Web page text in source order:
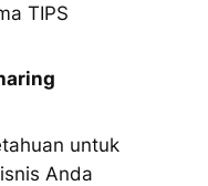
TIPS
untuk
Anda